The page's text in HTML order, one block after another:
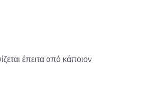
έπειτα από κάποιον